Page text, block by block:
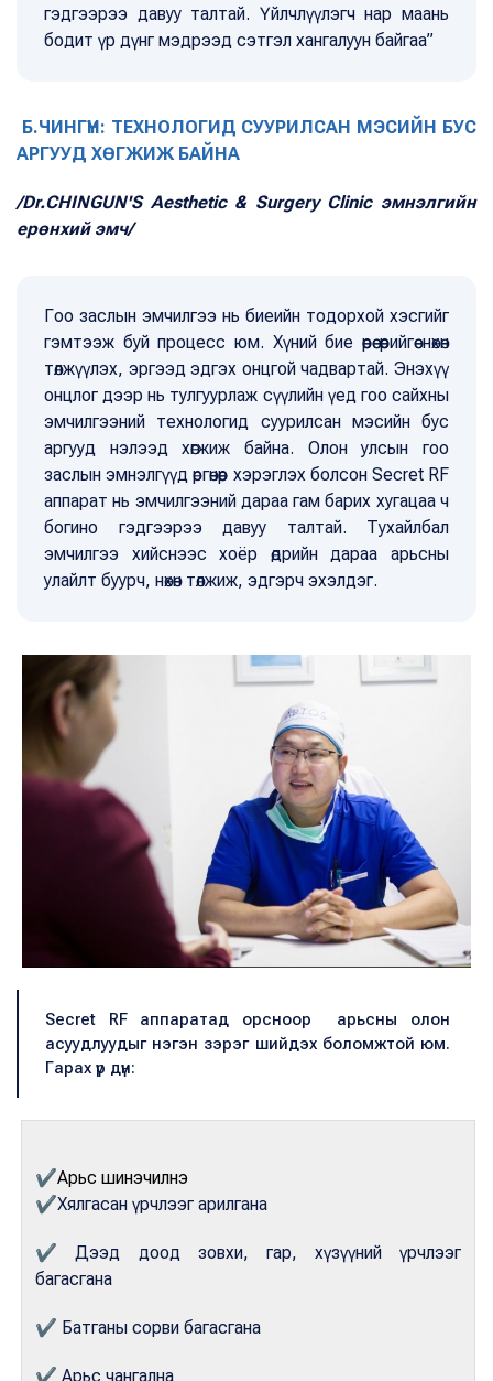
гэдгээрээ давуу талтай. Үйлчлүүлэгч нар маань
бодит үр дүнг мэдрээд сэтгэл хангалуун байгаа”
Б.ЧИНГҮН: ТЕХНОЛОГИД СУУРИЛСАН МЭСИЙН БУС
АРГУУД ХӨГЖИЖ БАЙНА
/Dr.CHINGUN'S Aesthetic & Surgery Clinic эмнэлгийн
ерөнхий эмч/
Гоо заслын эмчилгээ нь биеийн тодорхой хэсгийг
гэмтээж буй процесс юм. Хүний бие өөрөө өөрийгөө нөхөн
төлжүүлэх, эргээд эдгэх онцгой чадвартай. Энэхүү
онцлог дээр нь тулгуурлаж сүүлийн үед гоо сайхны
эмчилгээний технологид суурилсан мэсийн бус
аргууд нэлээд хөгжиж байна. Олон улсын гоо
заслын эмнэлгүүд өргөнөөр хэрэглэх болсон Secret RF
аппарат нь эмчилгээний дараа гам барих хугацаа ч
богино гэдгээрээ давуу талтай. Тухайлбал
эмчилгээ хийснээс хоёр өдрийн дараа арьсны
улайлт буурч, нөхөн төлжиж, эдгэрч эхэлдэг.
Secret RF аппаратад орсноор арьсны олон
асуудлуудыг нэгэн зэрэг шийдэх боломжтой юм.
Гарах үр дүн:
✔Арьс шинэчилнэ
✔Хялгасан үрчлээг арилгана
✔ Дээд доод зовхи, гар, хүзүүний үрчлээг
багасгана
✔ Батганы сорви багасгана
✔ Арьс чангална